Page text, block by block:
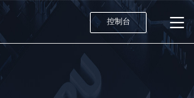
控制台